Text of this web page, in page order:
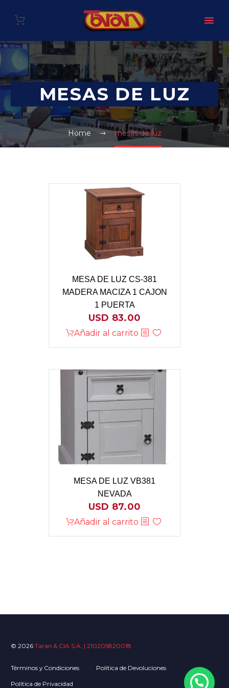
MESAS DE LUZ
Home mesas de luz
MESA DE LUZ CS-381
MADERA MACIZA 1 CAJON
1 PUERTA
USD 83.00
Añadir al carrito
MESA DE LUZ VB381
NEVADA
USD 87.00
Añadir al carrito
© 2026 Taran & CIA S.A. | 210205820018
Términos y Condiciones Política de Devoluciones
Política de Privacidad